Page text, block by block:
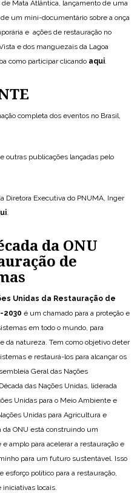
Mata Atlântica, lançamento de uma
um mini-documentário sobre a onça
e ações de restauração no
e dos manguezais da Lagoa
como participar clicando aqui.
completa dos eventos no Brasil,
outras publicações lançadas pelo
Diretora Executiva do PNUMA, Inger
.
da ONU
de
Unidas da Restauração de
2030 é um chamado para a proteção e
em todo o mundo, para
da natureza. Tem como objetivo deter
e restaurá-los para alcançar os
Geral das Nações
das Nações Unidas, liderada
Unidas para o Meio Ambiente e
Unidas para Agricultura e
da ONU está construindo um
amplo para acelerar a restauração e
para um futuro sustentável. Isso
esforço político para a restauração,
locais.